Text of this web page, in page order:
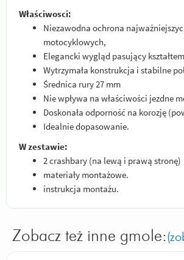
Właściwosci:
Niezawodna ochrona
motocyklowych,
Elegancki wygląd pasujący
Wytrzymała konstrukcja i stabilne
Średnica rury 27 mm
Nie wpływa na właściwości jezdne
Doskonała odporność na korozję
Idealnie dopasowanie.
W zestawie:
2 crashbary (na lewą i prawą stronę)
materiały montażowe.
instrukcja montażu.
Zobacz też inne gmole: